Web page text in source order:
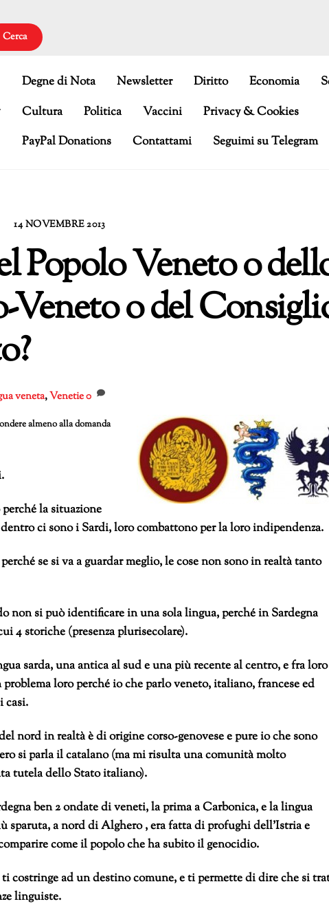
Cerca
Degne di Nota Newsletter Diritto Economia
Cultura
Politica Vaccini
Privacy & Cookies
PayPal Donations
Contattami Seguimi su Telegram
14 NOVEMBRE 2013
Popolo Veneto o
Veneto o del
veneta,Venetie0
almeno alla domanda
la situazione
ci sono i Sardi, loro combattono per la loro indipendenza.
se si va a guardar meglio, le cose non sono in realtà tanto
non si può identificare in una sola lingua, perché in Sardegna
4 storiche (presenza plurisecolare).
sarda,una antica al sud e una più recente al centro, e fra loro
loro perché io che parlo veneto, italiano, francese ed
casi.
nord in realtà è di origine corso-genovese e pure io che sono
si parla il catalano (ma mi risulta una comunità molto
tutela dello Stato italiano).
ben 2 ondate di veneti, la prima a Carbonica, e la lingua
sparuta, a nord di Alghero , era fatta di profughi dell’Istria e
come il popolo che ha subito il genocidio.
ti costringe ad un destino comune, e ti permette di dire che si
linguiste.